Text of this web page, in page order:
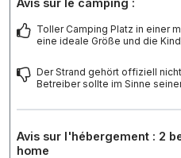
Toller Camping Platz in einer
eine ideale Größe und die
Der Strand gehört offiziell
Betreiber sollte im Sinne
Avis sur l'hébergement : 2
home